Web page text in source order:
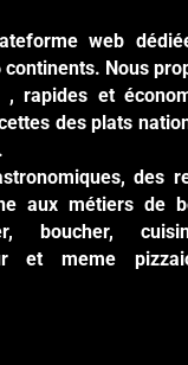
web
Nous
rapides et
des plats
des
aux métiers de
boucher,
et meme